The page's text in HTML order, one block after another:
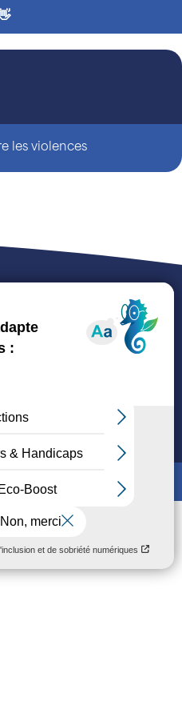
les violences
Mis en ligne par